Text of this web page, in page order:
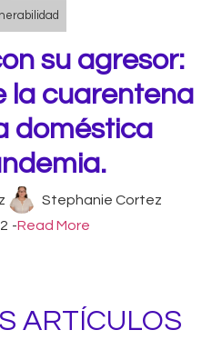
su agresor:
la cuarentena
doméstica
Stephanie Cortez
-Read More
ARTÍCULOS